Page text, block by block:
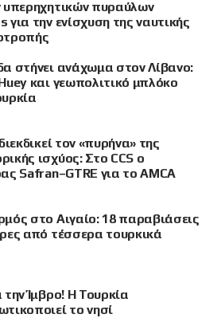
υπερηχητικών πυραύλων
για την ενίσχυση της ναυτικής
στήνει ανάχωμα στον Λίβανο:
και γεωπολιτικό μπλόκο
τον «πυρήνα» της
ισχύος: Στο CCS ο
Safran–GTRE για το AMCA
στο Αιγαίο: 18 παραβιάσεις
από τέσσερα τουρκικά
την Ίμβρο! Η Τουρκία
το νησί